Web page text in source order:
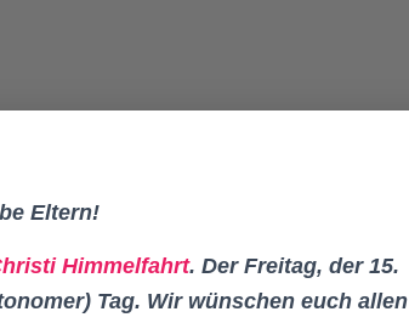
Eltern!
Himmelfahrt. Der Freitag, der 15.
Tag. Wir wünschen euch allen